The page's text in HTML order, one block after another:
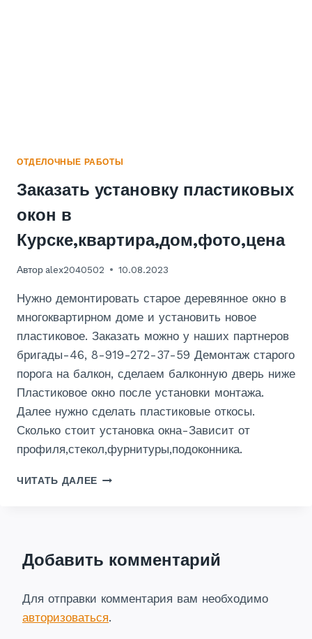
ОТДЕЛОЧНЫЕ РАБОТЫ
Заказать установку пластиковых
окон в
Курске,квартира,дом,фото,цена
Автор alex2040502 10.08.2023
Нужно демонтировать старое деревянное окно в
многоквартирном доме и установить новое
пластиковое. Заказать можно у наших партнеров
бригады-46, 8-919-272-37-59 Демонтаж старого
порога на балкон, сделаем балконную дверь ниже
Пластиковое окно после установки монтажа.
Далее нужно сделать пластиковые откосы.
Сколько стоит установка окна-Зависит от
профиля,стекол,фурнитуры,подоконника.
ЧИТАТЬ ДАЛЕЕ ЗАКАЗАТЬ
Добавить комментарий
Для отправки комментария вам необходимо
авторизоваться.